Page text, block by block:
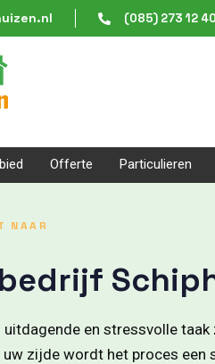
(085) 273 12 40
Offerte Particulieren
NAAR
uitdagende en stressvolle
zijde wordt het proces een